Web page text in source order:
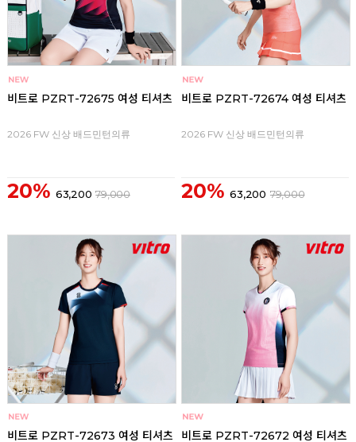
비트로 PZRT-72675 여성 티셔츠
2026 FW 신상 배드민턴의류
20% 63,200 79,000
비트로 PZRT-72674 여성 티셔츠
2026 FW 신상 배드민턴의류
20% 63,200 79,000
비트로 PZRT-72673 여성 티셔츠 비트로 PZRT-72672 여성 티셔츠